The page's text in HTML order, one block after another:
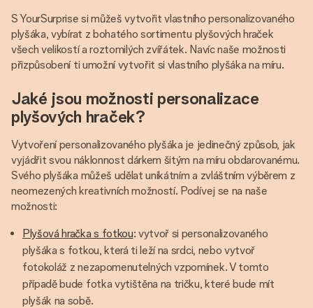
S YourSurprise si můžeš vytvořit vlastního personalizovaného
plyšáka, vybírat z bohatého sortimentu plyšových hraček
všech velikostí a roztomilých zvířátek. Navíc naše možnosti
přizpůsobení ti umožní vytvořit si vlastního plyšáka na míru.
Jaké jsou možnosti personalizace
plyšových hraček?
Vytvoření personalizovaného plyšáka je jedinečný způsob, jak
vyjádřit svou náklonnost dárkem šitým na míru obdarovanému.
Svého plyšáka můžeš udělat unikátním a zvláštním výběrem z
neomezených kreativních možností. Podívej se na naše
možnosti:
Plyšová hračka s fotkou: vytvoř si personalizovaného
plyšáka s fotkou, která ti leží na srdci, nebo vytvoř
fotokoláž z nezapomenutelných vzpomínek. V tomto
případě bude fotka vytištěna na tričku, které bude mít
plyšák na sobě.